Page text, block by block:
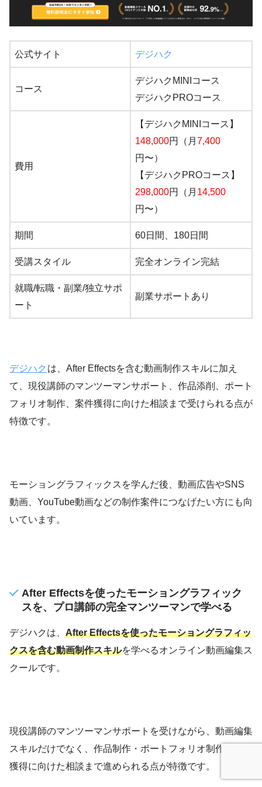
公式サイト デジハク
コース
デジハクMINIコース
デジハクPROコース
費用
【デジハクMINIコース】
148,000円（月 7,400
円〜）
【デジハクPROコース】
298,000円（月 14,500
円〜）
期間 60日間、180日間
受講スタイル 完全オンライン完結
就職/転職・副業/独立サポ
ート
副業サポートあり
デジハク は、After Effectsを含む動画制作スキルに加え
て、現役講師のマンツーマンサポート、作品添削、ポート
フォリオ制作、案件獲得に向けた相談まで受けられる点が
特徴です。
モーショングラフィックスを学んだ後、動画広告やSNS
動画、YouTube動画などの制作案件につなげたい方にも向
いています。
After Effectsを使ったモーショングラフィック
スを、プロ講師の完全マンツーマンで学べる
デジハクは、 After Effectsを使ったモーショングラフィッ
クスを含む動画制作スキルを学べるオンライン動画編集ス
クールです。
現役講師のマンツーマンサポートを受けながら、動画編集
スキルだけでなく、作品制作・ポートフォリオ制作・案件
獲得に向けた相談まで進められる点が特徴です。